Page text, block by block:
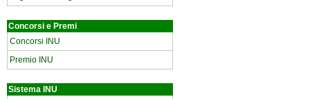
Concorsi e Premi
Concorsi INU
Premio INU
Sistema INU